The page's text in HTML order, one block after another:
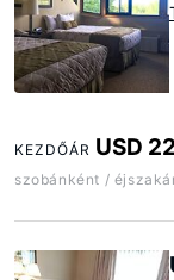
KEZDŐÁR USD
szobánként /